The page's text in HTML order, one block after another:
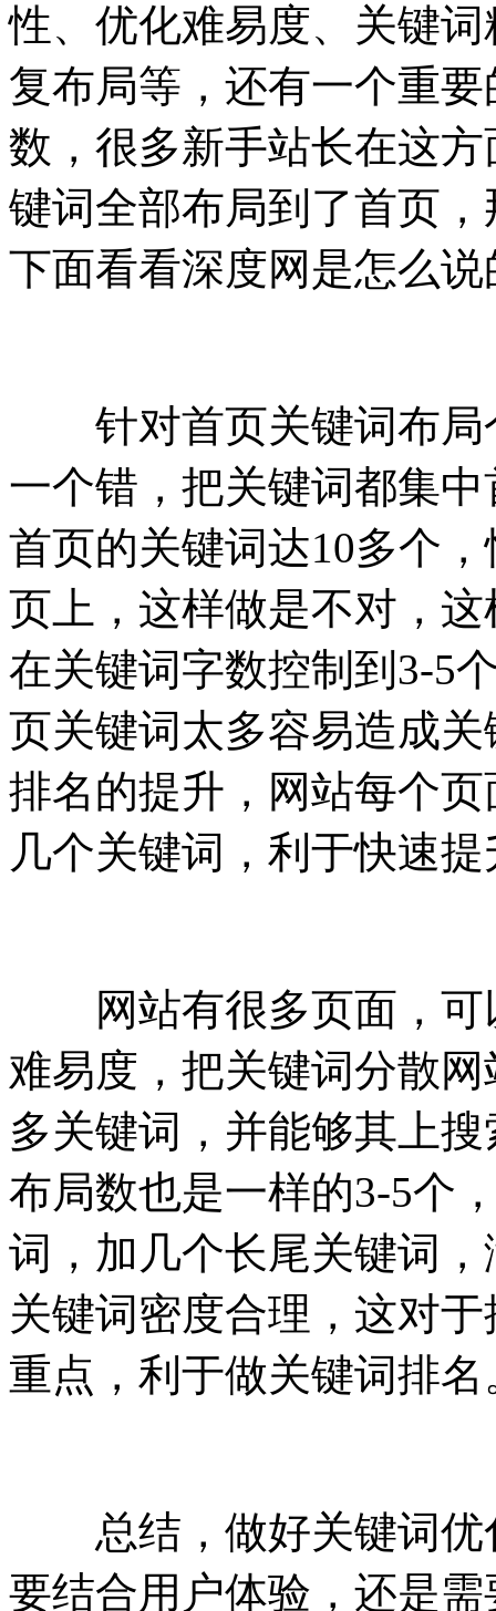
性、优化难易度、关键
复布局等，还有一个重
数，很多新手站长在这
键词全部布局到了首页
下面看看深度网是怎么说
针对首页关键词布局
一个错，把关键词都集
首页的关键词达10多个
页上，这样做是不对，
在关键词字数控制到3-5
页关键词太多容易造成
排名的提升，网站每个
几个关键词，利于快速
网站有很多页面，可
难易度，把关键词分散
多关键词，并能够其上
布局数也是一样的3-5个
词，加几个长尾关键词
关键词密度合理，这对
重点，利于做关键词排名
总结，做好关键词优
要结合用户体验，还是